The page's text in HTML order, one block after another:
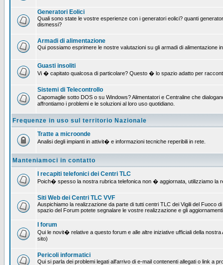
Generatori Eolici
Quali sono state le vostre esperienze con i generatori eolici? quanti
dismessi?
Armadi di alimentazione
Qui possiamo esprimere le nostre valutazioni su gli armadi di alimentazione
Guasti insoliti
Vi � capitato qualcosa di particolare? Questo � lo spazio adatto per
Sistemi di Telecontrollo
Capomaglie sotto DOS o su Windows? Alimentatori e Centraline che
affrontiamo i problemi e le soluzioni al loro uso quotidiano.
Frequenze in uso sul territorio Nazionale
Tratte a microonde
Analisi degli impianti in attivit� e informazioni tecniche reperibili in rete.
Manteniamoci in contatto
I recapiti telefonici dei Centri TLC
Poich� spesso la nostra rubrica telefonica non � aggiornata, utilizziamo la
Siti Web dei Centri TLC VVF
Auspichiamo la realizzazione da parte di tutti centri TLC dei Vigili del Fuoco
spazio del Forum potete segnalare le vostre realizzazione e gli
I forum
Qui le novit� relative a questo forum e alle altre iniziative ufficiali della
sito)
Pericoli informatici
Qui si parla dei problemi legati all'arrivo di e-mail contenenti allegati o link a